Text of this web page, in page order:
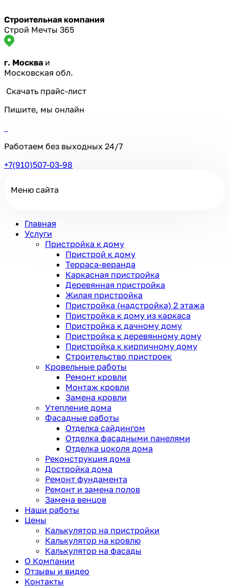
Строительная компания
Строй Мечты 365
г. Москва и
Московская обл.
Скачать прайс-лист
Пишите, мы онлайн
Работаем без выходных 24/7
+7(910)507-03-98
Меню сайта
Главная
Услуги
Пристройка к дому
Пристрой к дому
Терраса-веранда
Каркасная пристройка
Деревянная пристройка
Жилая пристройка
Пристройка (надстройка) 2 этажа
Пристройка к дому из каркаса
Пристройка к дачному дому
Пристройка к деревянному дому
Пристройка к кирпичному дому
Строительство пристроек
Кровельные работы
Ремонт кровли
Монтаж кровли
Замена кровли
Утепление дома
Фасадные работы
Отделка сайдингом
Отделка фасадными панелями
Отделка цоколя дома
Реконструкция дома
Достройка дома
Ремонт фундамента
Ремонт и замена полов
Замена венцов
Наши работы
Цены
Калькулятор на пристройки
Калькулятор на кровлю
Калькулятор на фасады
О Компании
Отзывы и видео
Контакты